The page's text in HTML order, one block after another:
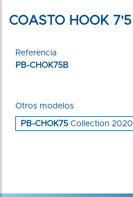
COASTO HOOK 7'5
Referencia
PB-CHOK75B
Otros modelos
PB-CHOK75 Collection 2020